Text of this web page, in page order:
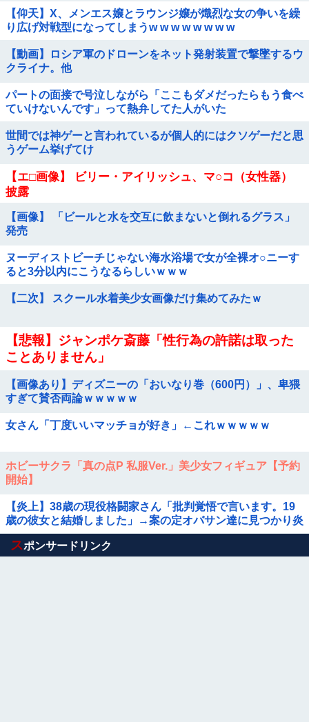
【仰天】X、メンエス嬢とラウンジ嬢が熾烈な女の争いを繰
り広げ対戦型になってしまうw w w w w w w w
【動画】ロシア軍のドローンをネット発射装置で撃墜するウ
クライナ。他
パートの面接で号泣しながら「ここもダメだったらもう食べ
ていけないんです」って熱弁してた人がいた
世間では神ゲーと言われているが個人的にはクソゲーだと思
うゲーム挙げてけ
【エ□画像】 ビリー・アイリッシュ、マ○コ（女性器）
披露
【画像】 「ビールと水を交互に飲まないと倒れるグラス」
発売
ヌーディストビーチじゃない海水浴場で女が全裸オ○ニーす
ると3分以内にこうなるらしいｗｗｗ
【二次】 スクール水着美少女画像だけ集めてみたｗ
【悲報】ジャンポケ斎藤「性行為の許諾は取った
ことありません」
【画像あり】ディズニーの「おいなり巻（600円）」、卑猥
すぎて賛否両論ｗｗｗｗｗ
女さん「丁度いいマッチョが好き」←これｗｗｗｗｗ
ホビーサクラ「真の点P 私服Ver.」美少女フィギュア【予約
開始】
【炎上】38歳の現役格闘家さん「批判覚悟で言います。19
歳の彼女と結婚しました」→案の定オバサン達に見つかり炎
上
Powered by livedoor 相互RSS
スポンサードリンク